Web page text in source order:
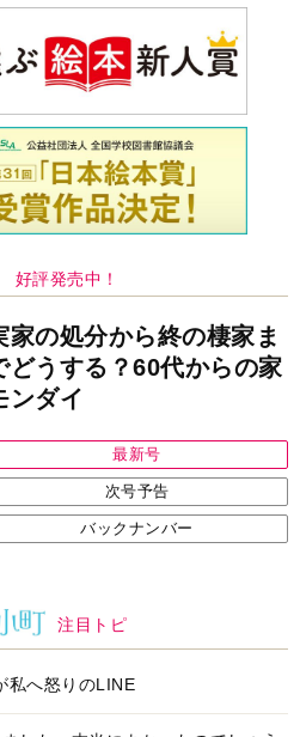
好評発売中！
家の処分から終の棲家ま
どうする？60代からの家
ンダイ
最新号
次号予告
バックナンバー
注目トピ
私へ怒りのLINE